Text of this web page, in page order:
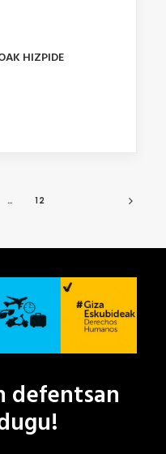
HIZPIDE
… 12
defentsan